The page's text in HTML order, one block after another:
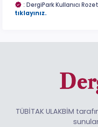
: DergiPark Kullanıcı
tıklayınız.
TÜBİTAK ULAKBİM